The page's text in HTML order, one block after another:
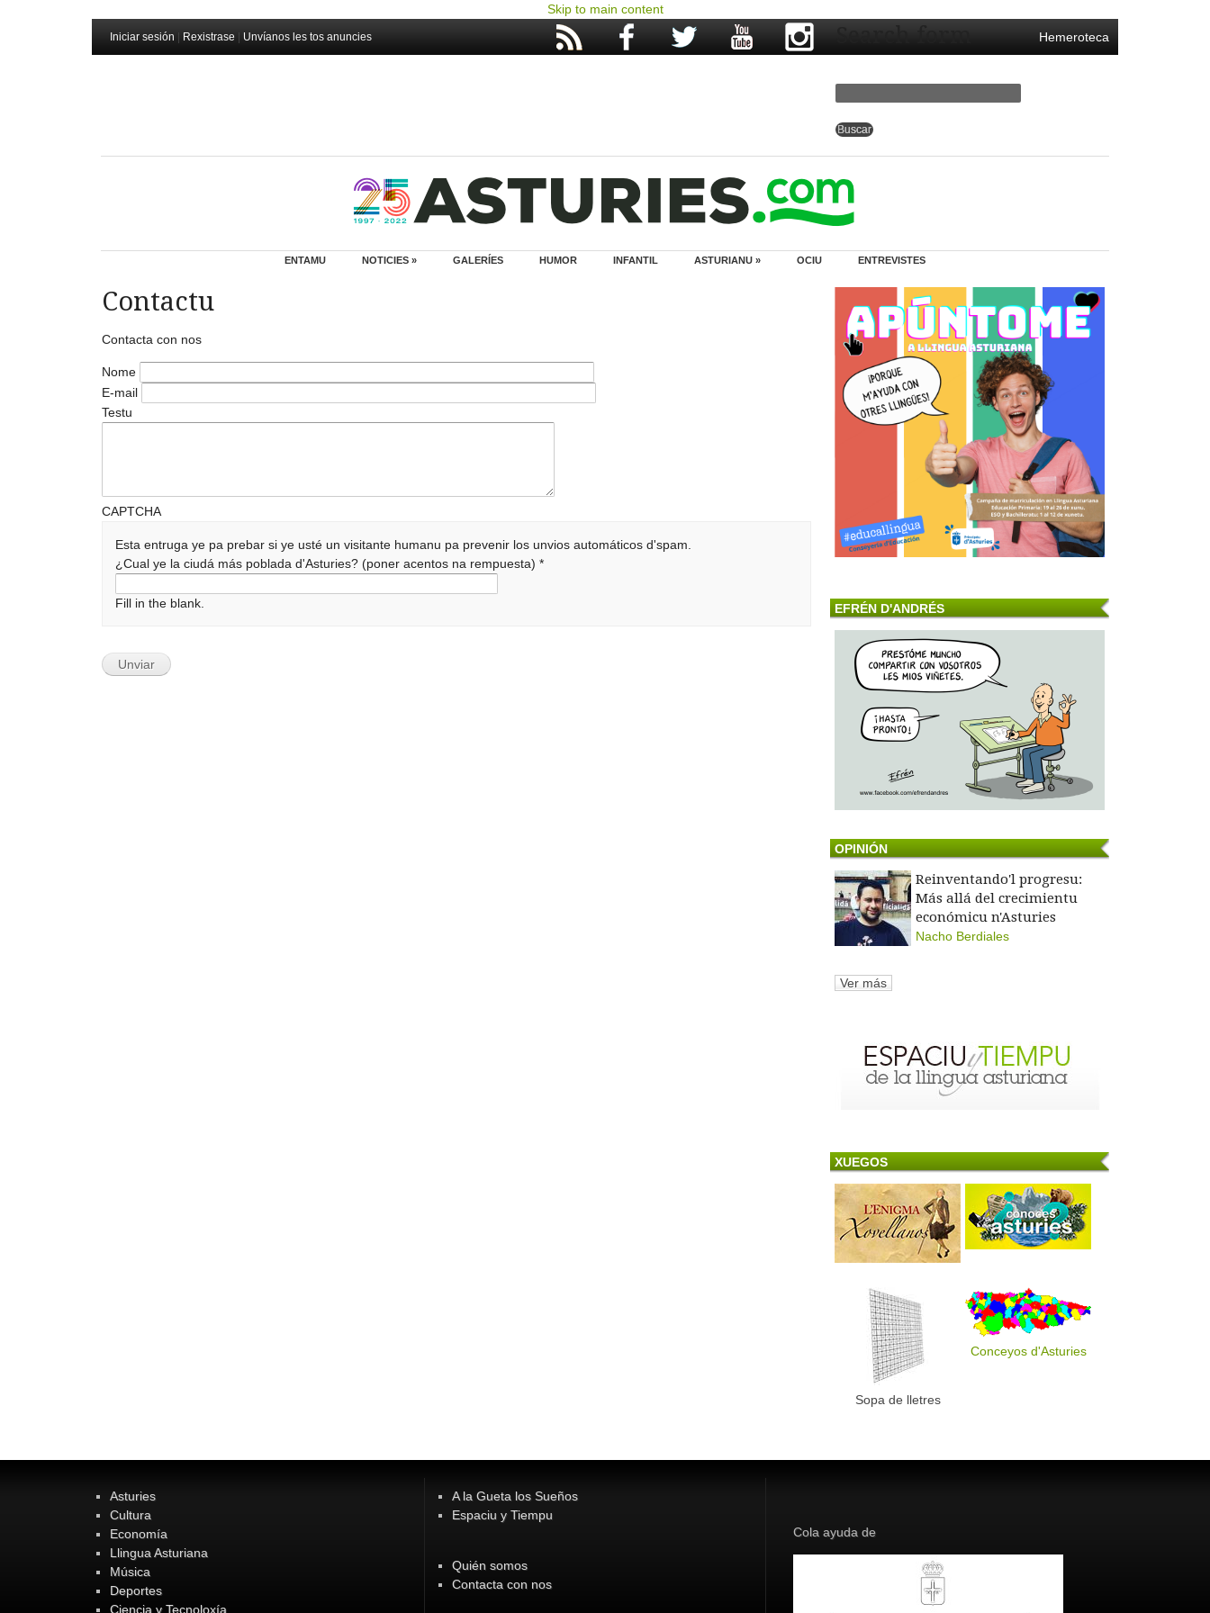
Skip to main content
Iniciar sesión Rexistrase Unvíanos les tos anuncies Hemeroteca
Search form
ENTAMU NOTICIES » GALERÍES HUMOR INFANTIL ASTURIANU » OCIU ENTREVISTES
Contactu
Contacta con nos
Nome
E-mail
Testu
CAPTCHA
Esta entruga ye pa prebar si ye usté un visitante humanu pa prevenir los unvios automáticos d'spam.
¿Cual ye la ciudá más poblada d'Asturies? (poner acentos na rempuesta)*
Fill in the blank. EFRÉN D'ANDRÉS
OPINIÓN
Reinventando'l progresu:
Más allá del crecimientu
económicu n'Asturies
Nacho Berdiales
Ver más
XUEGOS
Sopa de lletres
Conceyos d'Asturies
Asturies
Cultura
Economía
Llingua Asturiana
Música
Deportes
Ciencia y Tecnoloxía
A la Gueta los Sueños
Espaciu y Tiempu
Quién somos
Contacta con nos
Cola ayuda de